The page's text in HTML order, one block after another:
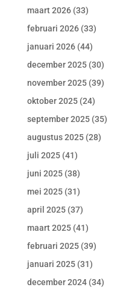
maart 2026(33)
februari 2026(33)
januari 2026(44)
december 2025(30)
november 2025(39)
oktober 2025(24)
september 2025(35)
augustus 2025(28)
juli 2025(41)
juni 2025(38)
mei 2025(31)
april 2025(37)
maart 2025(41)
februari 2025(39)
januari 2025(31)
december 2024(34)